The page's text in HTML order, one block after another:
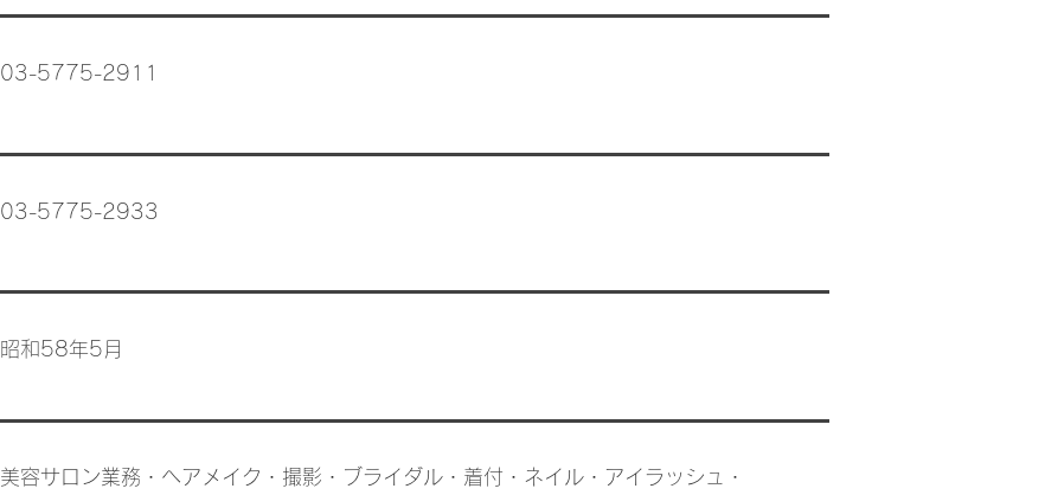
03-5775-2911
03-5775-2933
昭和58年5月
美容サロン業務・ヘアメイク・撮影・ブライダル・着付・ネイル・アイラッシュ・